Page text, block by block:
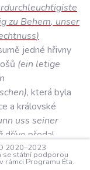
zu Behem, unser
)
jedné hřivny
(ein letige
), která byla
a královské
uss seiner
dříve předal
Hoře,jak
.1 Po uplynutí
2020–2023
se státní podporou
v rámci Programu Éta.